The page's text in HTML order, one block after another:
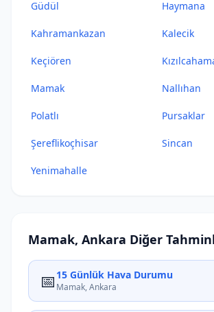
Güdül Haymana
Kahramankazan Kalecik
Keçiören
Mamak Nallıhan
Polatlı Pursaklar
Şereflikoçhisar Sincan
Yenimahalle
Mamak, Ankara Diğer
📅 15 Günlük Hava Durumu
Mamak, Ankara